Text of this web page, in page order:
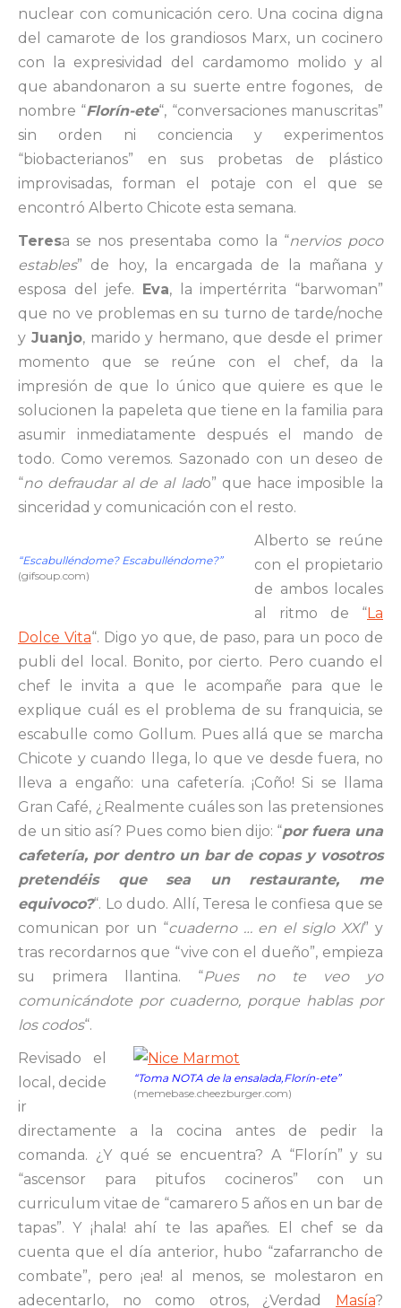
nuclear con comunicación cero. Una cocina digna
del camarote de los grandiosos Marx, un cocinero
con la expresividad del cardamomo molido y al
que abandonaron a su suerte entre fogones, de
nombre “Florín-ete“, “conversaciones manuscritas”
sin orden ni conciencia y experimentos
“biobacterianos” en sus probetas de plástico
improvisadas, forman el potaje con el que se
encontró Alberto Chicote esta semana.
Teresa se nos presentaba como la “nervios poco
estables” de hoy, la encargada de la mañana y
esposa del jefe.
Eva, la impertérrita “barwoman”
que no ve problemas en su turno de tarde/noche
y Juanjo, marido y hermano, que desde el primer
momento que se reúne con el chef, da la
impresión de que lo único que quiere es que le
solucionen la papeleta que tiene en la familia para
asumir inmediatamente después el mando de
todo. Como veremos. Sazonado con un deseo de
“no defraudar al de al lado” que hace imposible la
sinceridad y comunicación con el resto.
“Escabulléndome? Escabulléndome?”
(gifsoup.com)
Alberto se reúne
con el propietario
de ambos locales
al ritmo de “La
Dolce Vita“. Digo yo que, de paso, para un poco de
publi del local. Bonito, por cierto. Pero cuando el
chef le invita a que le acompañe para que le
explique cuál es el problema de su franquicia, se
escabulle como Gollum. Pues allá que se marcha
Chicote y cuando llega, lo que ve desde fuera, no
lleva a engaño: una cafetería. ¡Coño! Si se llama
Gran Café, ¿Realmente cuáles son las pretensiones
de un sitio así? Pues como bien dijo: “por fuera una
cafetería, por dentro un bar de copas y vosotros
pretendéis que sea un restaurante, me
equivoco?“. Lo dudo. Allí, Teresa le confiesa que se
comunican por un “cuaderno … en el siglo XXI” y
tras recordarnos que “vive con el dueño”, empieza
su primera llantina. “Pues no te veo yo
comunicándote por cuaderno, porque hablas por
los codos“.
“Toma NOTA de la ensalada,Florín-ete”
(memebase.cheezburger.com)
Revisado el
local, decide
ir
directamente a la cocina antes de pedir la
comanda. ¿Y qué se encuentra? A “Florín” y su
“ascensor para pitufos cocineros” con un
curriculum vitae de “camarero 5 años en un bar de
tapas”. Y ¡hala! ahí te las apañes. El chef se da
cuenta que el día anterior, hubo “zafarrancho de
combate”, pero ¡ea! al menos, se molestaron en
adecentarlo, no como otros, ¿Verdad
Masía?